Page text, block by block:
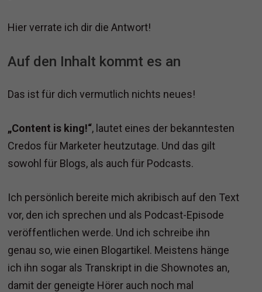
Hier verrate ich dir die Antwort!
Auf den Inhalt kommt es an
Das ist für dich vermutlich nichts neues!
„Content is king!“, lautet eines der bekanntesten
Credos für Marketer heutzutage. Und das gilt
sowohl für Blogs, als auch für Podcasts.
Ich persönlich bereite mich akribisch auf den Text
vor, den ich sprechen und als Podcast-Episode
veröffentlichen werde. Und ich schreibe ihn
genau so, wie einen Blogartikel. Meistens hänge
ich ihn sogar als Transkript in die Shownotes an,
damit der geneigte Hörer auch noch mal